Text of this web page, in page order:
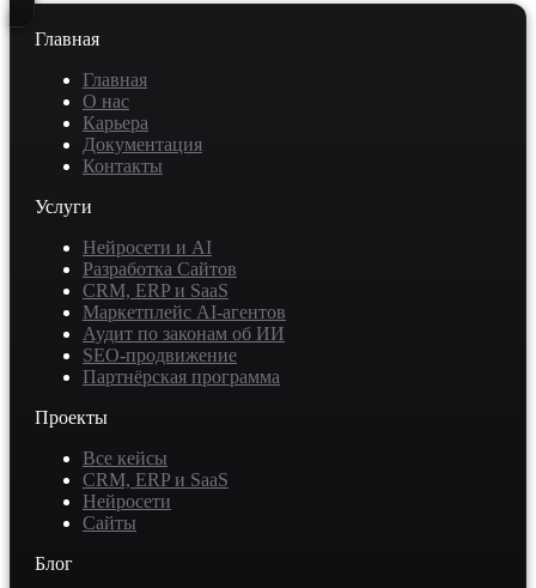
Главная
Главная
О нас
Карьера
Документация
Контакты
Услуги
Нейросети и AI
Разработка Сайтов
CRM, ERP и SaaS
Маркетплейс AI-агентов
Аудит по законам об ИИ
SEO-продвижение
Партнёрская программа
Проекты
Все кейсы
CRM, ERP и SaaS
Нейросети
Сайты
Блог